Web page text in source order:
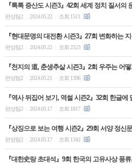
『톡톡 증산도 시즌3』42회 세계 정치 질서의
편성팀2 2024.05.22 조회 1511
『현대문명의 대전환 시즌3』27회 변화하는
편성팀2 2024.05.22 조회 2523
『천지의 道, 춘생추살 시즌3』2회 우주는 어
편성팀2 2024.05.21 조회 1396
『역사 뒤집어 보기, 역썰 시즌2』32회 한글에
편성팀2 2024.05.17 조회 1817
『상징으로 보는 여행 시즌2』29회 서양 정신
편성팀2 2024.05.17 조회 1342
『대한史랑 초대석』9회 한국의 고유사상 풍